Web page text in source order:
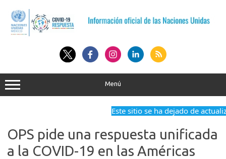
contenido
Menú
Este sitio se ha dejado de
OPS pide una respuesta unificada
a la COVID-19 en las Américas